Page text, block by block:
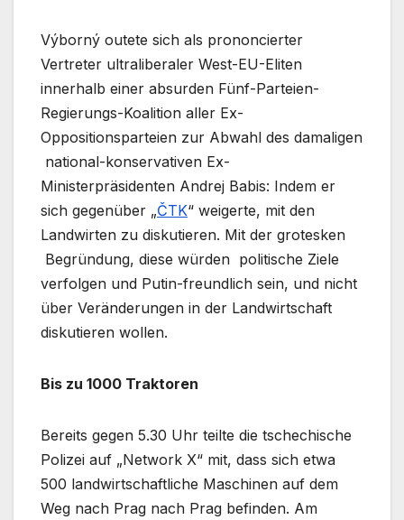
Výborný outete sich als prononcierter
Vertreter ultraliberaler West-EU-Eliten
innerhalb einer absurden Fünf-Parteien-
Regierungs-Koalition aller Ex-
Oppositionsparteien zur Abwahl des damaligen
national-konservativen Ex-
Ministerpräsidenten Andrej Babis­: Indem er
sich gegenüber „ČTK“ weigerte, mit den
Landwirten zu diskutieren. Mit der grotesken
Begründung, diese würden politische Ziele
verfolgen und Putin-freundlich sein, und nicht
über Veränderungen in der Landwirtschaft
diskutieren wollen.
Bis zu 1000 Traktoren
Bereits gegen 5.30 Uhr teilte die tschechische
Polizei auf „Network X“ mit, dass sich etwa
500 landwirtschaftliche Maschinen auf dem
Weg nach Prag nach Prag befinden. Am